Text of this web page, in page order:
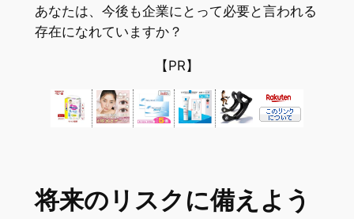
あなたは、今後も企業にとって必要と言われる
存在になれていますか？
【PR】
将来のリスクに備えよう